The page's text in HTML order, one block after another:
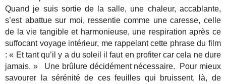
Quand je suis sortie de la salle, une chaleur, accablante,
s’est abattue sur moi, ressentie comme une caresse, celle
de la vie tangible et harmonieuse, une respiration après ce
suffocant voyage intérieur, me rappelant cette phrase du film
: « Et tant qu’il y a du soleil il faut en profiter car cela ne dure
jamais. » Une brûlure décidément nécessaire. Pour mieux
savourer la sérénité de ces feuilles qui bruissent, là, de